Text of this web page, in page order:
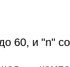
60, и "n"